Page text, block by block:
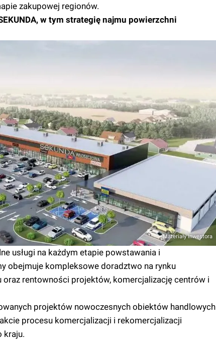
zakupowej regionów.
w tym strategię najmu powierzchni
Materiały inwestora
usługi na każdym etapie powstawania i
obejmuje kompleksowe doradztwo na rynku
rentowności projektów, komercjalizację centrów i
projektów nowoczesnych obiektów handlowych
procesu komercjalizacji i rekomercjalizacji
kraju.